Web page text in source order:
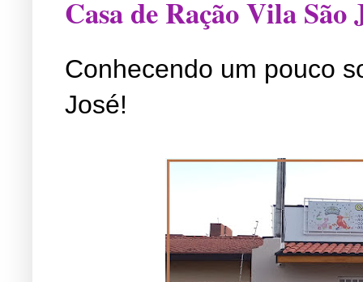
Casa de Ração Vila São
Conhecendo um pouco
José!